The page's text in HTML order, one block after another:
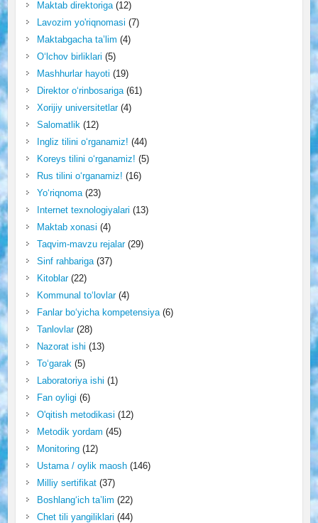
Maktab direktoriga(12)
Lavozim yo'riqnomasi (7)
Maktabgacha ta’lim (4)
O‘lchov birliklari (5)
Mashhurlar hayoti (19)
Direktor o‘rinbosariga(61)
Xorijiy universitetlar(4)
Salomatlik (12)
Ingliz tilini o‘rganamiz! (44)
Koreys tilini o‘rganamiz! (5)
Rus tilini o‘rganamiz! (16)
Yo‘riqnoma(23)
Internet texnologiyalari (13)
Maktab xonasi (4)
Taqvim-mavzu rejalar(29)
Sinf rahbariga(37)
Kitoblar(22)
Kommunal to‘lovlar(4)
Fanlar bo‘yicha kompetensiya(6)
Tanlovlar(28)
Nazorat ishi (13)
To‘garak (5)
Laboratoriya ishi (1)
Fan oyligi (6)
O'qitish metodikasi (12)
Metodik yordam (45)
Monitoring(12)
Ustama / oylik maosh(146)
Milliy sertifikat(37)
Boshlang‘ich ta’lim (22)
Chet tili yangiliklari (44)